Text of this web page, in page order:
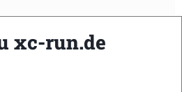
Trailrunning-Portal mit
xc-run.de